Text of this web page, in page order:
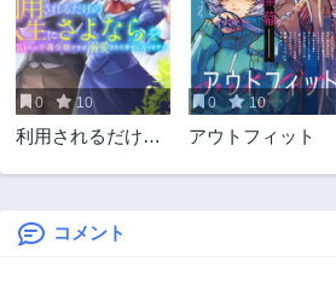
2年前 2年前
第28話
2年前
第27話
2年前
第26話
2年前
第25話
2年前
第24話 第23話
第22話
0 10
利用されるだけの
令嬢ですが溺愛さ
れて幸せになりま
0 10
アウトフィット
コメント